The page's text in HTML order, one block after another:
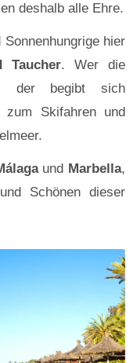
deshalb alle Ehre.
hier
Taucher. Wer die
der begibt sich
Skifahren und
und Marbella,
Schönen dieser